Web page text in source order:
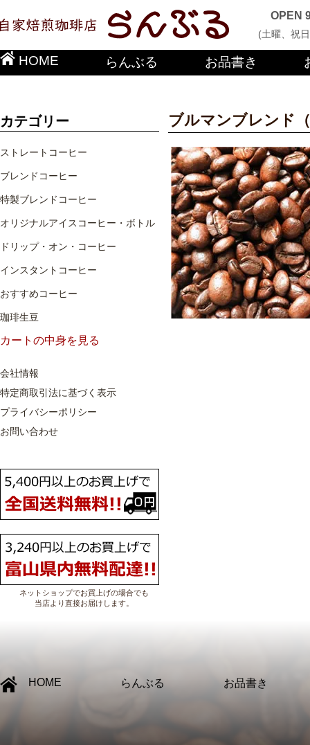
OPEN
(土曜、祝
HOME らんぶる お品書き
カテゴリー
ストレートコーヒー
ブレンドコーヒー
特製ブレンドコーヒー
オリジナルアイスコーヒー・ボトル
ドリップ・オン・コーヒー
インスタントコーヒー
おすすめコーヒー
珈琲生豆
カートの中身を見る
会社情報
特定商取引法に基づく表示
プライバシーポリシー
お問い合わせ
ネットショップでお買上げの場合でも
当店より直接お届けします。
ブルマンブレンド
HOME らんぶる お品書き